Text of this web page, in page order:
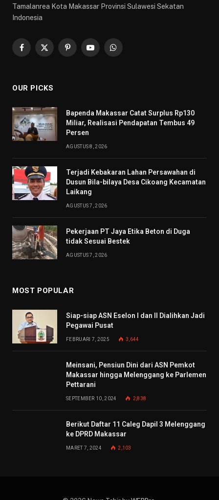
Tamalanrea Kota Makassar Provinsi Sulawesi Sekatan
Indonesia
Facebook
X
PinterestYouTubeWhatsApp
OUR PICKS
Bapenda Makassar Catat Surplus Rp130
Miliar, Realisasi Pendapatan Tembus 49
Persen
AGUSTUS 8, 2026
Terjadi Kebakaran Lahan Persawahan di
Dusun Bila-bilaya Desa Cikoang Kecamatan
Laikang
AGUSTUS 7, 2026
Pekerjaan PT Jaya Etika Beton di Duga
tidak Sesuai Bestek
AGUSTUS 7, 2026
MOST POPULAR
Siap-siap ASN Eselon I dan II Dialihkan Jadi
Pegawai Pusat
FEBRUARI 7, 2025 3,644
Meinsani, Pensiun Dini dari ASN Pemkot
Makassar hingga Melenggang ke Parlemen
Pettarani
SEPTEMBER 10, 2024 2,838
Berikut Daftar 11 Caleg Dapil 3 Melenggang
ke DPRD Makassar
MARET 7, 2024 2,103